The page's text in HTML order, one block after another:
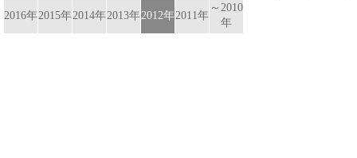
2016年2015年2014年2013年2012年2011年
～2010
年